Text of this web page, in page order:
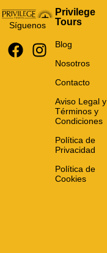
Síguenos
Privilege
Tours
Blog
Nosotros
Contacto
Aviso Legal y
Términos y
Condiciones
Política de
Privacidad
Política de
Cookies